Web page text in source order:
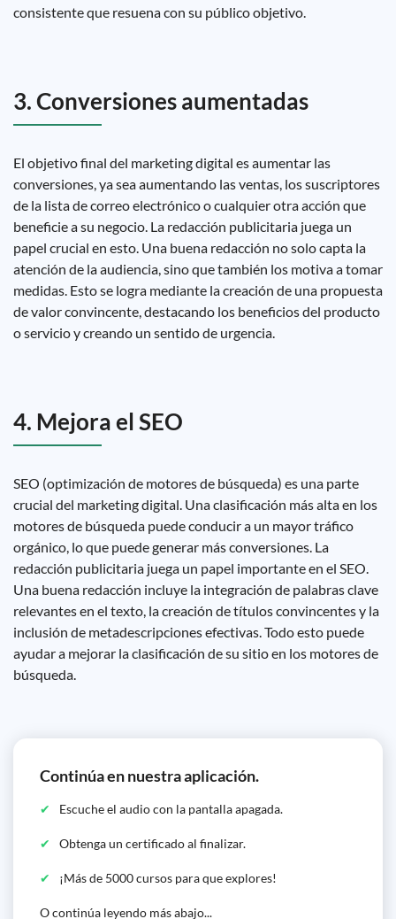
consistente que resuena con su público objetivo.
3. Conversiones aumentadas
El objetivo final del marketing digital es aumentar las
conversiones, ya sea aumentando las ventas, los suscriptores
de la lista de correo electrónico o cualquier otra acción que
beneficie a su negocio. La redacción publicitaria juega un
papel crucial en esto. Una buena redacción no solo capta la
atención de la audiencia, sino que también los motiva a tomar
medidas. Esto se logra mediante la creación de una propuesta
de valor convincente, destacando los beneficios del producto
o servicio y creando un sentido de urgencia.
4. Mejora el SEO
SEO (optimización de motores de búsqueda) es una parte
crucial del marketing digital. Una clasificación más alta en los
motores de búsqueda puede conducir a un mayor tráfico
orgánico, lo que puede generar más conversiones. La
redacción publicitaria juega un papel importante en el SEO.
Una buena redacción incluye la integración de palabras clave
relevantes en el texto, la creación de títulos convincentes y la
inclusión de metadescripciones efectivas. Todo esto puede
ayudar a mejorar la clasificación de su sitio en los motores de
búsqueda.
Continúa en nuestra aplicación.
Escuche el audio con la pantalla apagada.
Obtenga un certificado al finalizar.
¡Más de 5000 cursos para que explores!
O continúa leyendo más abajo...